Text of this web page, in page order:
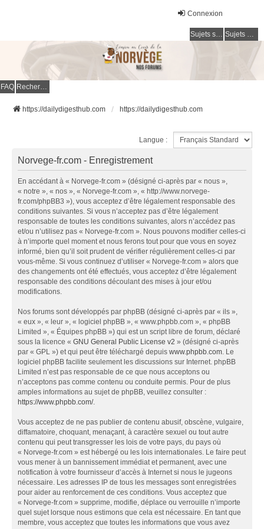
Connexion
Sujets sans réponse Sujets actifs
FAQ Rechercher
https://dailydigesthub.com https://dailydigesthub.com
Langue :
Norvege-fr.com - Enregistrement
En accédant à « Norvege-fr.com » (désigné ci-après par « nous »,
« notre », « nos », « Norvege-fr.com », « http://www.norvege-
fr.com/phpBB3 »), vous acceptez d’être légalement responsable des
conditions suivantes. Si vous n’acceptez pas d’être légalement
responsable de toutes les conditions suivantes, alors n’accédez pas
et/ou n’utilisez pas « Norvege-fr.com ». Nous pouvons modifier celles-ci
à n’importe quel moment et nous ferons tout pour que vous en soyez
informé, bien qu’il soit prudent de vérifier régulièrement celles-ci par
vous-même. Si vous continuez d’utiliser « Norvege-fr.com » alors que
des changements ont été effectués, vous acceptez d’être légalement
responsable des conditions découlant des mises à jour et/ou
modifications.
Nos forums sont développés par phpBB (désigné ci-après par « ils »,
« eux », « leur », « logiciel phpBB », « www.phpbb.com », « phpBB
Limited », « Équipes phpBB ») qui est un script libre de forum, déclaré
sous la licence « GNU General Public License v2 » (désigné ci-après
par « GPL ») et qui peut être téléchargé depuis www.phpbb.com. Le
logiciel phpBB facilite seulement les discussions sur Internet. phpBB
Limited n’est pas responsable de ce que nous acceptons ou
n’acceptons pas comme contenu ou conduite permis. Pour de plus
amples informations au sujet de phpBB, veuillez consulter :
https://www.phpbb.com/.
Vous acceptez de ne pas publier de contenu abusif, obscène, vulgaire,
diffamatoire, choquant, menaçant, à caractère sexuel ou tout autre
contenu qui peut transgresser les lois de votre pays, du pays où
« Norvege-fr.com » est hébergé ou les lois internationales. Le faire peut
vous mener à un bannissement immédiat et permanent, avec une
notification à votre fournisseur d’accès à Internet si nous le jugeons
nécessaire. Les adresses IP de tous les messages sont enregistrées
pour aider au renforcement de ces conditions. Vous acceptez que
« Norvege-fr.com » supprime, modifie, déplace ou verrouille n’importe
quel sujet lorsque nous estimons que cela est nécessaire. En tant que
membre, vous acceptez que toutes les informations que vous avez